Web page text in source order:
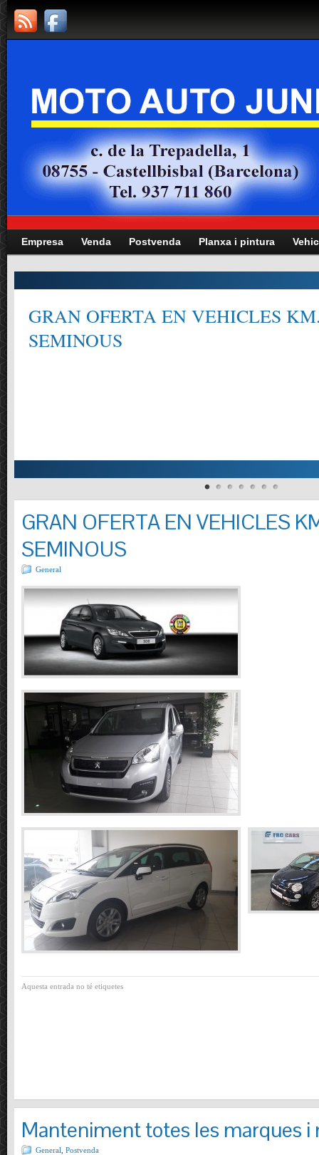
Empresa Venda Postvenda Planxa i pintura
GRAN OFERTA EN VEHICLES
SEMINOUS
GRAN OFERTA EN VEHICLES
SEMINOUS
General
Aquesta entrada no té etiquetes
Manteniment totes les marques i
General Postvenda